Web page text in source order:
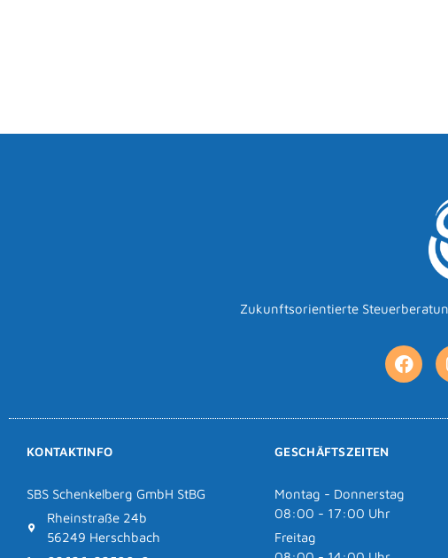
Zukunftsorientierte
KONTAKTINFO
SBS Schenkelberg GmbH StBG
Rheinstraße 24b
56249 Herschbach
GESCHÄFTSZEITEN
Montag - Donnerstag
08:00 - 17:00 Uhr
Freitag